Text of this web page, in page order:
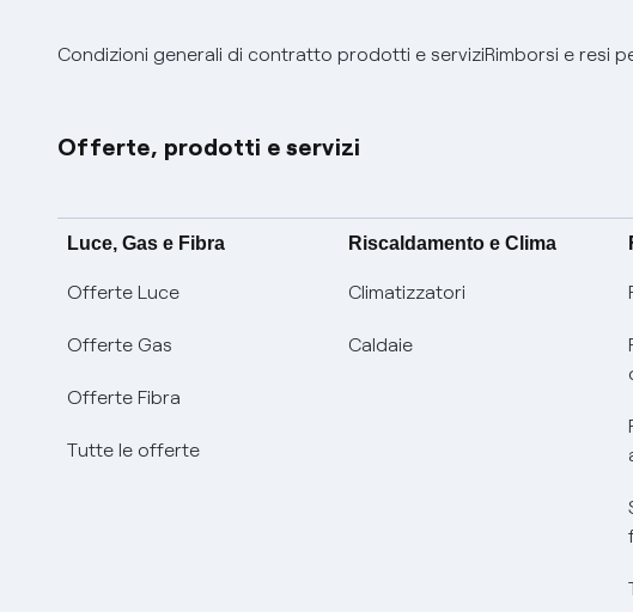
Condizioni generali di contratto prodotti e serviziRimborsi e resi
Offerte, prodotti e servizi
Luce, Gas e Fibra
Offerte Luce
Offerte Gas
Offerte Fibra
Tutte le offerte
Riscaldamento e Clima
Climatizzatori
Caldaie